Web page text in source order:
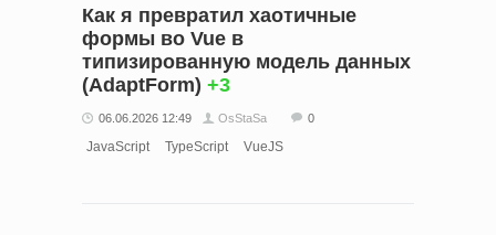
Как я превратил хаотичные
формы во Vue в
типизированную модель данных
(AdaptForm) +3
06.06.2026 12:49 OsStaSa 0
JavaScript TypeScript VueJS